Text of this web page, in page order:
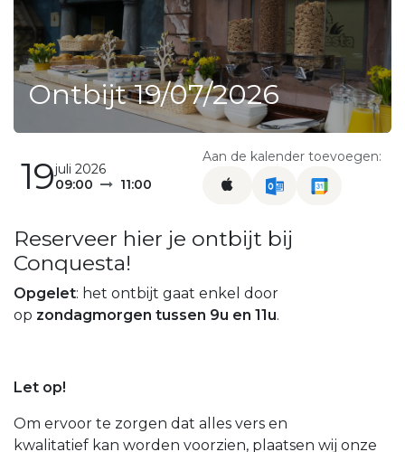
Ontbijt 19/07/2026
19juli 2026
09:00
11:00
Aan de kalender toevoegen:
Reserveer hier je ontbijt bij
Conquesta!
Opgelet: het ontbijt gaat enkel door
op zondagmorgen tussen 9u en 11u.
Let op!
Om ervoor te zorgen dat alles vers en
kwalitatief kan worden voorzien, plaatsen wij onze